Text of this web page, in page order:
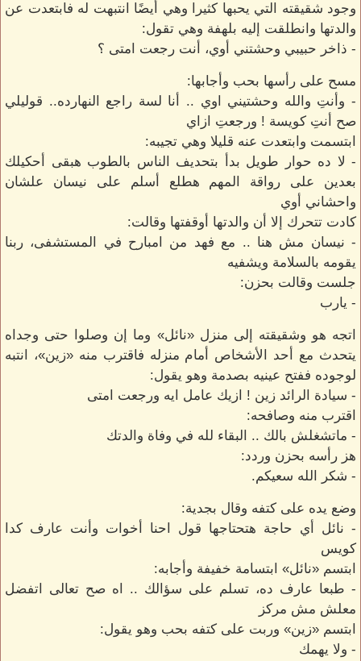
وجود شقيقته التي يحبها كثيرا وهي أيضًا انتبهت له فابتعدت عن
والدتها وانطلقت إليه بلهفة وهي تقول:
- ذاخر حبيبي وحشتني أوي، أنت رجعت امتى ؟
مسح على رأسها بحب وأجابها:
- وأنتِ والله وحشتيني اوي .. أنا لسة راجع النهارده.. قوليلي
صح أنتِ كويسة ! ورجعتِ ازاي
ابتسمت وابتعدت عنه قليلا وهي تجيبه:
- لا ده حوار طويل بدأ بتحديف الناس بالطوب هبقى أحكيلك
بعدين على رواقة المهم هطلع أسلم على نيسان علشان
واحشاني أوي
كادت تتحرك إلا أن والدتها أوقفتها وقالت:
- نيسان مش هنا .. مع فهد من امبارح في المستشفى، ربنا
يقومه بالسلامة ويشفيه
جلست وقالت بحزن:
- يارب
اتجه هو وشقيقته إلى منزل «نائل» وما إن وصلوا حتى وجداه
يتحدث مع أحد الأشخاص أمام منزله فاقترب منه «زين»، انتبه
لوجوده ففتح عينيه بصدمة وهو يقول:
- سيادة الرائد زين ! ازيك عامل ايه ورجعت امتى
اقترب منه وصافحه:
- ماتشغلش بالك .. البقاء لله في وفاة والدتك
هز رأسه بحزن وردد:
- شكر الله سعيكم.
وضع يده على كتفه وقال بجدية:
- نائل أي حاجة هتحتاجها قول احنا أخوات وأنت عارف كدا
كويس
ابتسم «نائل» ابتسامة خفيفة وأجابه:
- طبعا عارف ده، تسلم على سؤالك .. اه صح تعالى اتفضل
معلش مش مركز
ابتسم «زين» وربت على كتفه بحب وهو يقول:
- ولا يهمك